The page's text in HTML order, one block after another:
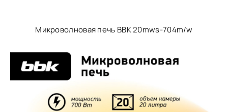
Микроволновая печь BBK 20mws-704m/w